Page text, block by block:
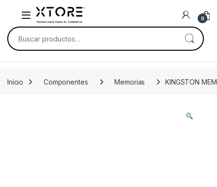
Skip to navigation
Skip to content
0
Buscar por:
Inicio Componentes Memorias KINGSTON